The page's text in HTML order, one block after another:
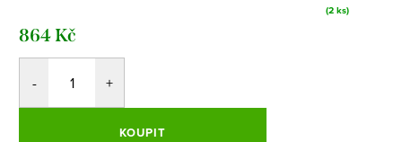
(2 ks)
864 Kč
KOUPIT